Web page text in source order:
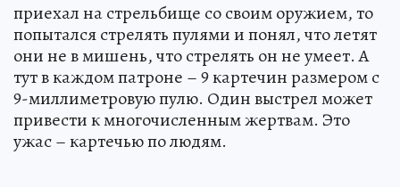
приехал на стрельбище со своим оружием, то
попытался стрелять пулями и понял, что летят
они не в мишень, что стрелять он не умеет. А
тут в каждом патроне – 9 картечин размером с
9-миллиметровую пулю. Один выстрел может
привести к многочисленным жертвам. Это
ужас – картечью по людям.